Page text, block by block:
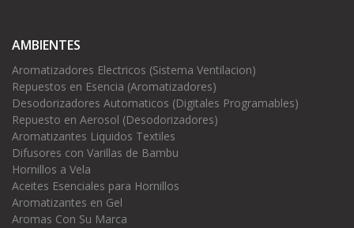
AMBIENTES
Aromatizadores Electricos (Sistema Ventilacion)
Repuestos en Esencia (Aromatizadores)
Desodorizadores Automaticos (Digitales Programables)
Repuesto en Aerosol (Desodorizadores)
Aromatizantes Liquidos Textiles
Difusores con Varillas de Bambu
Hornillos a Vela
Aceites Esenciales para Hornillos
Aromatizantes en Gel
Aromas Con Su Marca